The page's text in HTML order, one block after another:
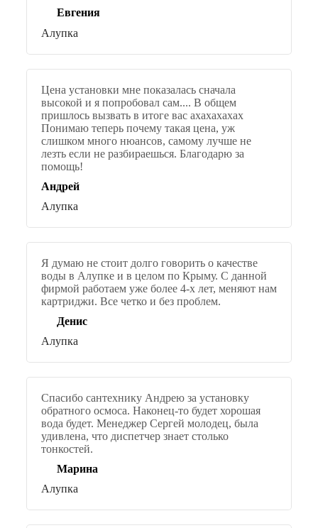
Евгения
Алупка
Цена установки мне показалась сначала
высокой и я попробовал сам.... В общем
пришлось вызвать в итоге вас ахахахахах
Понимаю теперь почему такая цена, уж
слишком много нюансов, самому лучше не
лезть если не разбираешься. Благодарю за
помощь!
Андрей
Алупка
Я думаю не стоит долго говорить о качестве
воды в Алупке и в целом по Крыму. С данной
фирмой работаем уже более 4-х лет, меняют нам
картриджи. Все четко и без проблем.
Денис
Алупка
Спасибо сантехнику Андрею за установку
обратного осмоса. Наконец-то будет хорошая
вода будет. Менеджер Сергей молодец, была
удивлена, что диспетчер знает столько
тонкостей.
Марина
Алупка